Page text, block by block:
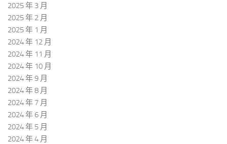
2025 年 3 月
2025 年 2 月
2025 年 1 月
2024 年 12 月
2024 年 11 月
2024 年 10 月
2024 年 9 月
2024 年 8 月
2024 年 7 月
2024 年 6 月
2024 年 5 月
2024 年 4 月